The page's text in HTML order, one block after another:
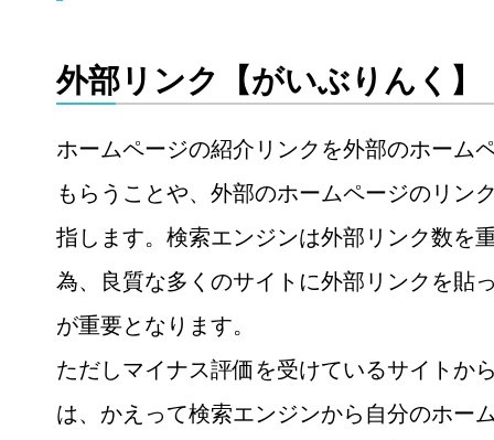
外部リンク【がいぶりんく】
ホームページの紹介リンクを外部のホーム
もらうことや、外部のホームページのリン
指します。検索エンジンは外部リンク数を
為、良質な多くのサイトに外部リンクを貼
が重要となります。
ただしマイナス評価を受けているサイトか
は、かえって検索エンジンから自分のホー